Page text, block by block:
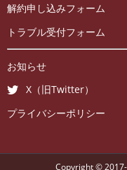
解約申し込みフォーム
トラブル受付フォーム
お知らせ
X（旧Twitter）
プライバシーポリシー
Copyright ©